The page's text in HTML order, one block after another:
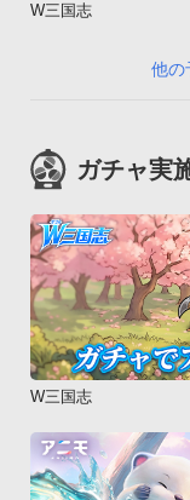
W三国志
他の
ガチャ実
W三国志